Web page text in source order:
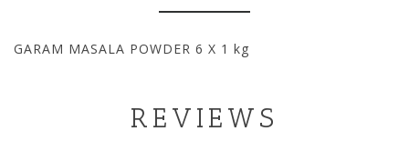
GARAM MASALA POWDER 6 X 1 kg
REVIEWS